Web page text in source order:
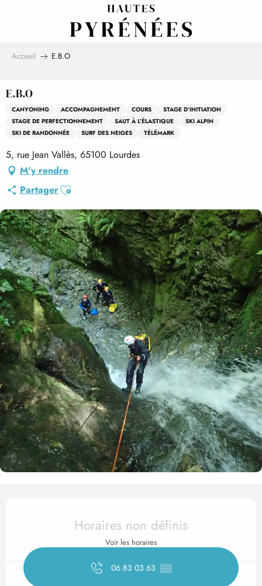
Accueil E.B.O
E.B.O
CANYONING ACCOMPAGNEMENT COURS
STAGE D’INITIATION
STAGE DE PERFECTIONNEMENT
SAUT À L’ÉLASTIQUE
SKI ALPIN
SKI DE RANDONNÉE
SURF DES NEIGES TÉLÉMARK
5, rue Jean Vallès, 65100 Lourdes
M'y rendre
PartagerAjouter aux favoris
Ouverture et coordonnées
Horaires non définis
Voir les horaires
06 83 03 63 ▒▒